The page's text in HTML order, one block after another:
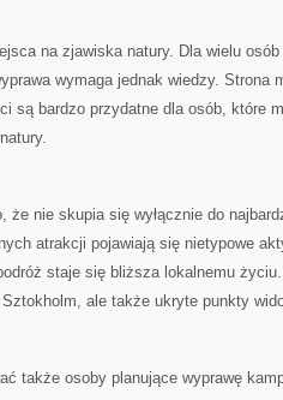
na zjawiska natury. Dla wielu
wymaga jednak wiedzy. Strona
są bardzo przydatne dla osób, które
że nie skupia się wyłącznie do
atrakcji pojawiają się nietypowe
staje się bliższa lokalnemu
ale także ukryte punkty
także osoby planujące wyprawę